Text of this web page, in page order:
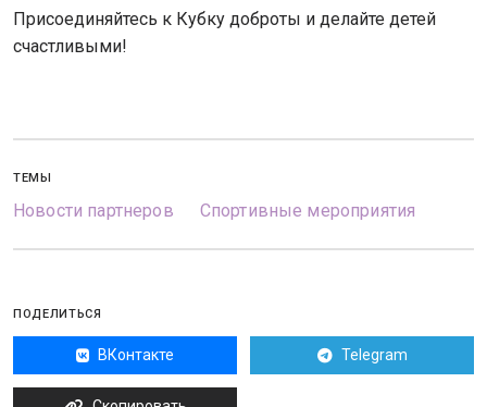
Присоединяйтесь к Кубку доброты и делайте детей
счастливыми!
ТЕМЫ
Новости партнеров Спортивные мероприятия
ПОДЕЛИТЬСЯ
ВКонтакте Telegram